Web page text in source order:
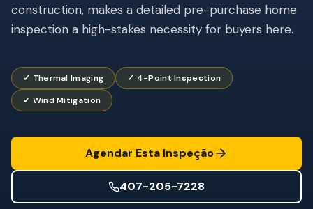
INSPEÇÕES DE SEGURO
Inspeção 4 Pontos
Certificação de Telhado
Segurança Pós-Furacão
Imagem Térmica
construction, makes a detailed pre-purchase home
inspection a high-stakes necessity for buyers here.
✓ Thermal Imaging
✓ 4-Point Inspection
✓ Wind Mitigation
Agendar Esta Inspeção
407-205-7228